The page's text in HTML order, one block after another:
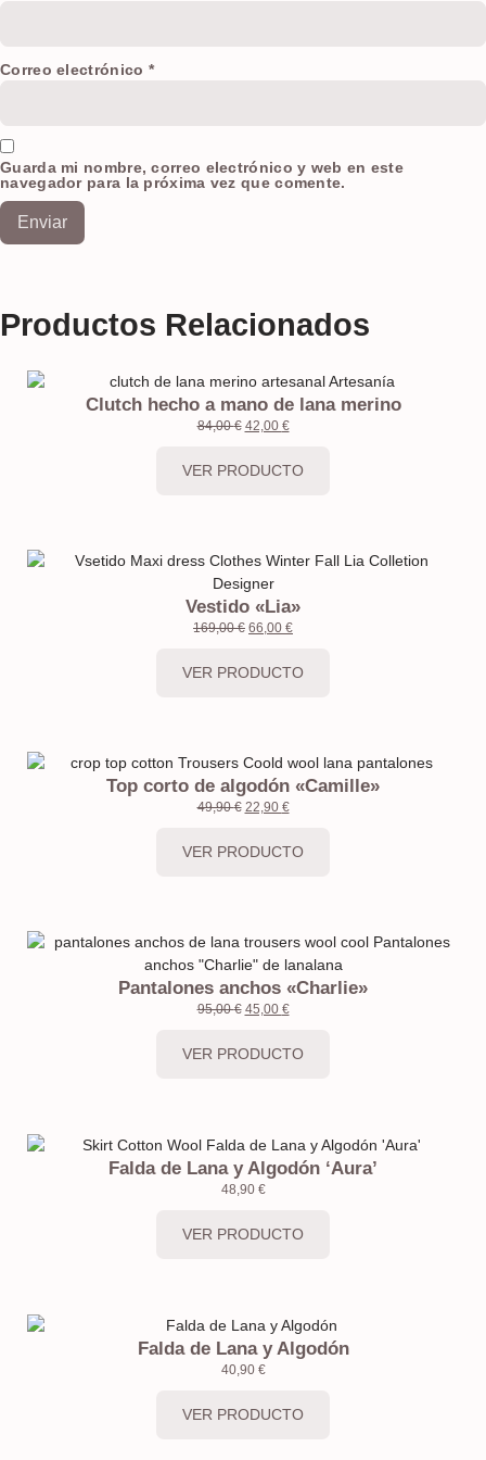
Correo electrónico *
Guarda mi nombre, correo electrónico y web en este
navegador para la próxima vez que comente.
Productos Relacionados
Clutch hecho a mano de lana merino
84,00€ 42,00 €
VER PRODUCTO
Vestido «Lia»
169,00€ 66,00 €
VER PRODUCTO
Top corto de algodón «Camille»
49,90€ 22,90 €
VER PRODUCTO
Pantalones anchos «Charlie»
95,00€ 45,00 €
VER PRODUCTO
Falda de Lana y Algodón ‘Aura’
48,90 €
VER PRODUCTO
Falda de Lana y Algodón
40,90 €
VER PRODUCTO